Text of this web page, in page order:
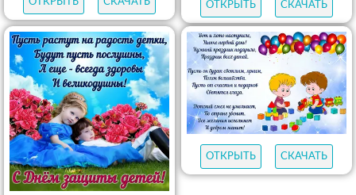
ОТКРЫТЬ СКАЧАТЬ
ОТКРЫТЬ СКАЧАТЬ